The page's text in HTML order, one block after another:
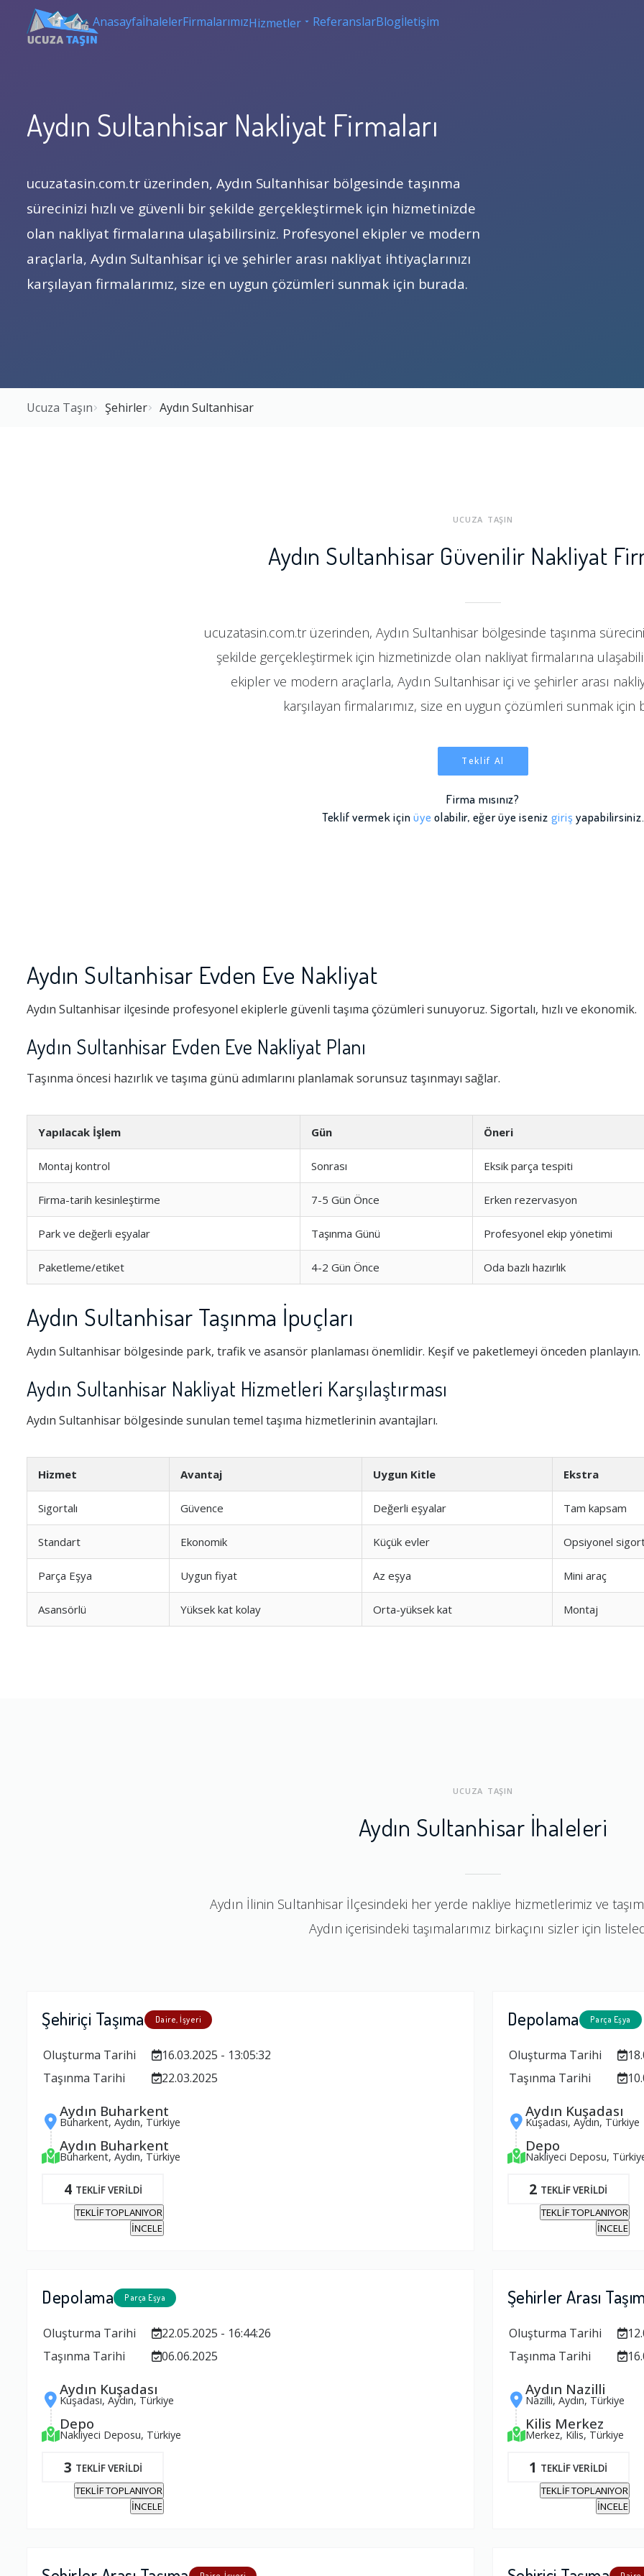
AnasayfaİhalelerFirmalarımızHizmetler ReferanslarBlogİletişim
Aydın Sultanhisar Nakliyat Firmaları
ucuzatasin.com.tr üzerinden, Aydın Sultanhisar bölgesinde taşınma
sürecinizi hızlı ve güvenli bir şekilde gerçekleştirmek için hizmetinizde
olan nakliyat firmalarına ulaşabilirsiniz. Profesyonel ekipler ve modern
araçlarla, Aydın Sultanhisar içi ve şehirler arası nakliyat ihtiyaçlarınızı
karşılayan firmalarımız, size en uygun çözümleri sunmak için burada.
Ucuza Taşın Şehirler Aydın Sultanhisar
UCUZA TAŞIN
Aydın Sultanhisar Güvenilir Nakliyat
ucuzatasin.com.tr üzerinden, Aydın Sultanhisar bölgesinde taşınma
şekilde gerçekleştirmek için hizmetinizde olan nakliyat firmalarına
ekipler ve modern araçlarla, Aydın Sultanhisar içi ve şehirler arası
karşılayan firmalarımız, size en uygun çözümleri sunmak için
Teklif Al
Firma mısınız?
Teklif vermek içinüye olabilir, eğer üye iseniz giriş yapabilirsiniz.
Aydın Sultanhisar Evden Eve Nakliyat
Aydın Sultanhisar ilçesinde profesyonel ekiplerle güvenli taşıma çözümleri sunuyoruz. Sigortalı, hızlı ve ekonomik.
Aydın Sultanhisar Evden Eve Nakliyat Planı
Taşınma öncesi hazırlık ve taşıma günü adımlarını planlamak sorunsuz taşınmayı sağlar.
Yapılacak İşlem Gün Öneri
Montaj kontrol Sonrası Eksik parça tespiti
Firma-tarih kesinleştirme 7-5 Gün Önce Erken rezervasyon
Park ve değerli eşyalar Taşınma Günü Profesyonel ekip yönetimi
Paketleme/etiket 4-2 Gün Önce Oda bazlı hazırlık
Aydın Sultanhisar Taşınma İpuçları
Aydın Sultanhisar bölgesinde park, trafik ve asansör planlaması önemlidir. Keşif ve paketlemeyi önceden planlayın.
Aydın Sultanhisar Nakliyat Hizmetleri Karşılaştırması
Aydın Sultanhisar bölgesinde sunulan temel taşıma hizmetlerinin avantajları.
Hizmet Avantaj Uygun Kitle Ekstra
Sigortalı Güvence Değerli eşyalar Tam kapsam
Standart Ekonomik Küçük evler Opsiyonel
Parça Eşya Uygun fiyat Az eşya Mini araç
Asansörlü Yüksek kat kolay Orta-yüksek kat Montaj
UCUZA TAŞIN
Aydın Sultanhisar İhaleleri
Aydın İlinin Sultanhisar İlçesindeki her yerde nakliye hizmetlerimiz ve
Aydın içerisindeki taşımalarımız birkaçını sizler için
Şehiriçi Taşıma Daire, İşyeri
Oluşturma Tarihi
16.03.2025 - 13:05:32
Taşınma Tarihi
22.03.2025
Aydın Buharkent
Buharkent, Aydın, Türkiye
Aydın Buharkent
Buharkent, Aydın, Türkiye
4 TEKLİF VERİLDİ
TEKLİF TOPLANIYOR
İNCELE
Depolama Parça Eşya
Oluşturma Tarihi
Taşınma Tarihi
Aydın Kuşadası
Kuşadası, Aydın, Türkiye
Depo
Nakliyeci Deposu,
2 TEKLİF VERİLDİ
TEKLİF TOPLANIYOR
İNCELE
Depolama Parça Eşya
Oluşturma Tarihi
22.05.2025 - 16:44:26
Taşınma Tarihi
06.06.2025
Aydın Kuşadası
Kuşadası, Aydın, Türkiye
Depo
Nakliyeci Deposu, Türkiye
3 TEKLİF VERİLDİ
TEKLİF TOPLANIYOR
İNCELE
Şehirler Arası
Oluşturma Tarihi
Taşınma Tarihi
Aydın Nazilli
Nazilli, Aydın, Türkiye
Kilis Merkez
Merkez, Kilis, Türkiye
1 TEKLİF VERİLDİ
TEKLİF TOPLANIYOR
İNCELE